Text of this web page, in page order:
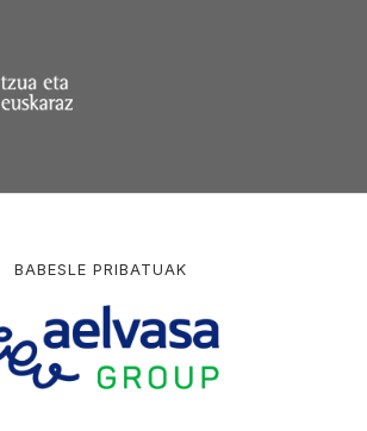
BABESLE PRIBATUAK